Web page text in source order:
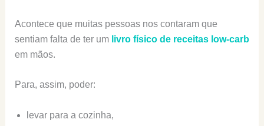
Acontece que muitas pessoas nos contaram que
sentiam falta de ter um livro físico de receitas low-carb
em mãos.
Para, assim, poder:
levar para a cozinha,